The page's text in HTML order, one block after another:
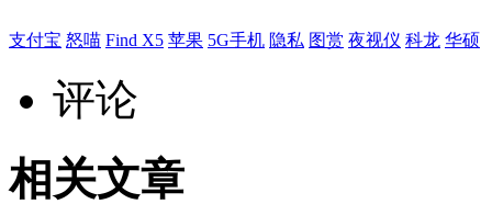
支付宝 怒喵 Find X5 苹果 5G手机 隐私 图赏 夜视仪 科龙 华硕
评论
相关文章